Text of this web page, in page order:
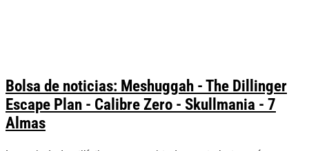
Bolsa de noticias: Meshuggah - The Dillinger
Escape Plan - Calibre Zero - Skullmania - 7
Almas